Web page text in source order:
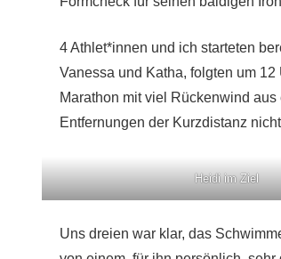
4 Athlet*innen und ich starteten
Vanessa und Katha, folgten um
Marathon mit viel Rückenwind
Entfernungen der Kurzdistanz
Heidi im Ziel
Uns dreien war klar, das